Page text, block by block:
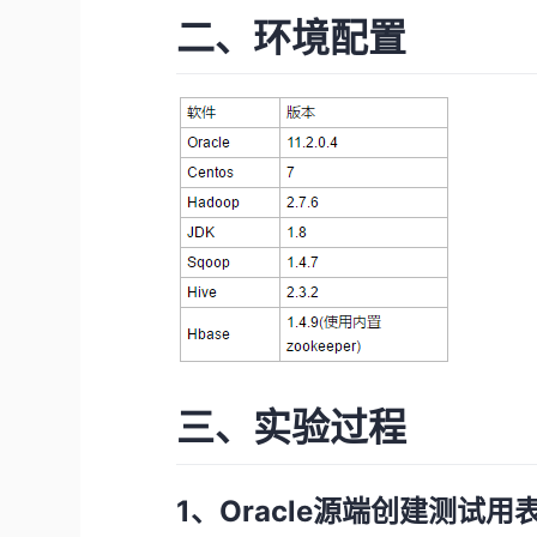
二、环境配置
三、实验过程
1、Oracle源端创建测试用